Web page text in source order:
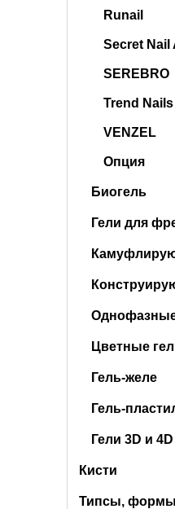
Runail
Secret Nail
SEREBRO
Trend Nails
VENZEL
Опция
Биогель
Гели для
Цветные
Гель-желе
Гель-
Гели 3D и 4D
Кисти
Типсы,